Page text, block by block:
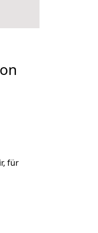
für